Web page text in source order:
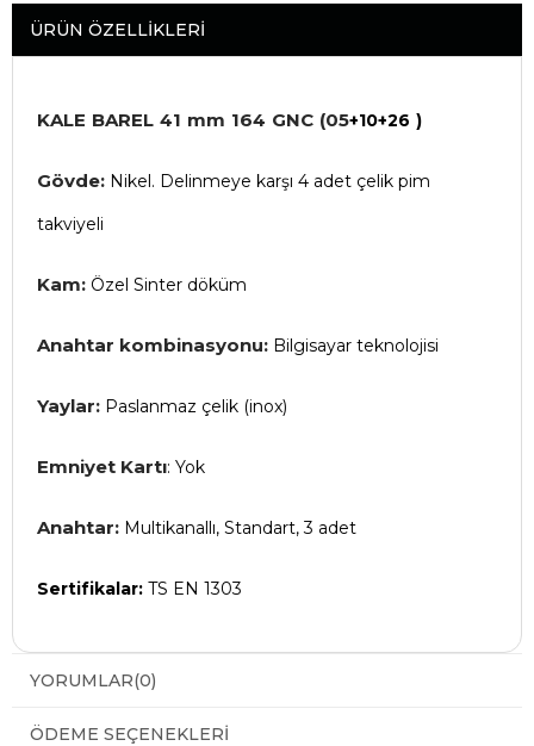
ÜRÜN ÖZELLIKLERI
KALE BAREL 41 mm 164 GNC (05+10+26 )
Gövde: Nikel. Delinmeye karşı 4 adet çelik pim
takviyeli
Kam: Özel Sinter döküm
Anahtar kombinasyonu: Bilgisayar teknolojisi
Yaylar: Paslanmaz çelik (inox)
Emniyet Kartı: Yok
Anahtar: Multikanallı, Standart, 3 adet
Sertifikalar: TS EN 1303
YORUMLAR(0)
ÖDEME SEÇENEKLERI